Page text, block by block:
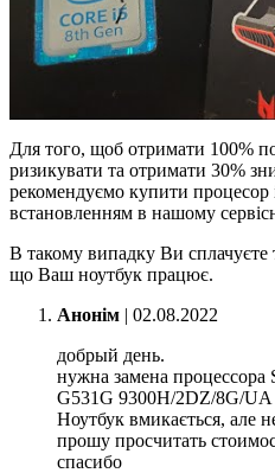
Для того, щоб отримати 100%
ризикувати та отримати 30%
рекомендуємо купити
встановленням в нашому
В такому випадку Ви сплачуєте
що Ваш ноутбук працює.
Анонім | 02.08.2022
добрый день.
нужна замена
G531G 9300H/2DZ/8G/UA
Ноутбук вмикається, але
прошу просчитать
спасибо